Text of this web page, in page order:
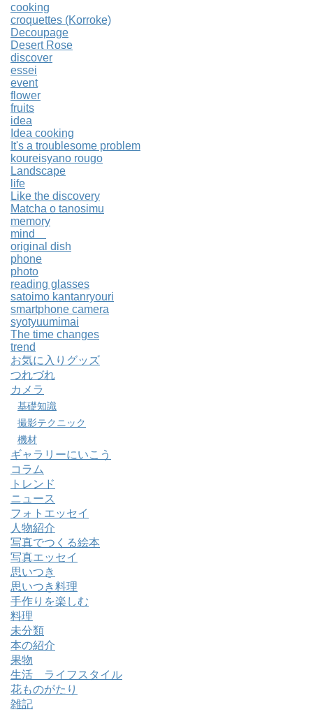
cooking
croquettes (Korroke)
Decoupage
Desert Rose
discover
essei
event
flower
fruits
idea
Idea cooking
It's a troublesome problem
koureisyano rougo
Landscape
life
Like the discovery
Matcha o tanosimu
memory
mind
original dish
phone
photo
reading glasses
satoimo kantanryouri
smartphone camera
syotyuumimai
The time changes
trend
お気に入りグッズ
つれづれ
カメラ
基礎知識
撮影テクニック
機材
ギャラリーにいこう
コラム
トレンド
ニュース
フォトエッセイ
人物紹介
写真でつくる絵本
写真エッセイ
思いつき
思いつき料理
手作りを楽しむ
料理
未分類
本の紹介
果物
生活 ライフスタイル
花ものがたり
雑記